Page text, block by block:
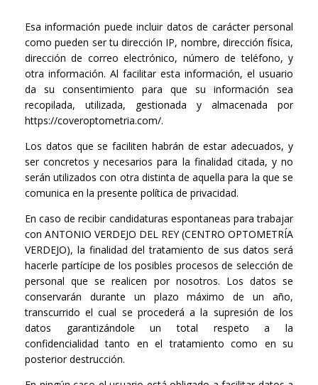
Esa información puede incluir datos de carácter personal
como pueden ser tu dirección IP, nombre, dirección física,
dirección de correo electrónico, número de teléfono, y
otra información. Al facilitar esta información, el usuario
da su consentimiento para que su información sea
recopilada, utilizada, gestionada y almacenada por
https://coveroptometria.com/.
Los datos que se faciliten habrán de estar adecuados, y
ser concretos y necesarios para la finalidad citada, y no
serán utilizados con otra distinta de aquella para la que se
comunica en la presente política de privacidad.
En caso de recibir candidaturas espontaneas para trabajar
con ANTONIO VERDEJO DEL REY (CENTRO OPTOMETRÍA
VERDEJO), la finalidad del tratamiento de sus datos será
hacerle partícipe de los posibles procesos de selección de
personal que se realicen por nosotros. Los datos se
conservarán durante un plazo máximo de un año,
transcurrido el cual se procederá a la supresión de los
datos garantizándole un total respeto a la
confidencialidad tanto en el tratamiento como en su
posterior destrucción.